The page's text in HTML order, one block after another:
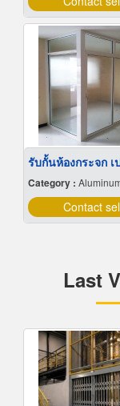
Category :
Contact
Last